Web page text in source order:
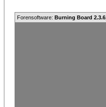
Forensoftware: Burning Board 2.3.6